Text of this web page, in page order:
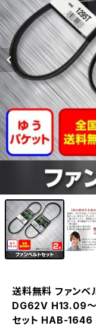
送料無料 ファンベ
DG62V H13.09～
セット HAB-1646